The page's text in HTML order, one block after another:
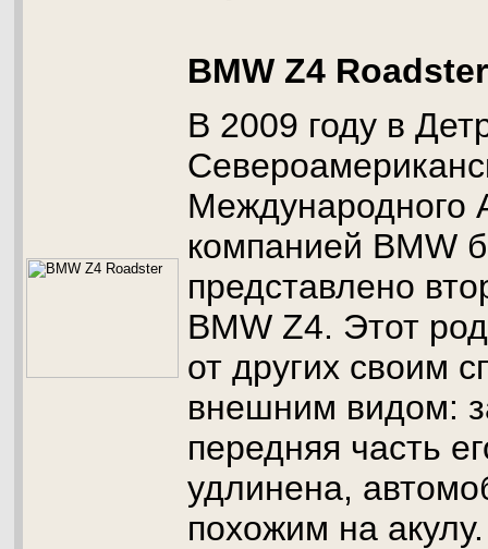
BMW Z4 Roadster
В 2009 году в
Международного
компанией BMW
представлено
BMW Z4. Этот
от других своим
внешним видом:
передняя часть
удлинена,
похожим на акулу.